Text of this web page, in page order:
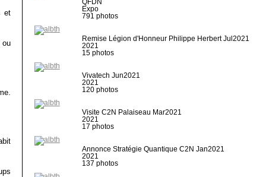
et
ou
QFDN
Expo
791 photos
Remise Légion d'Honneur Philippe Herbert Jul2021
2021
15 photos
Vivatech Jun2021
2021
120 photos
Visite C2N Palaiseau Mar2021
2021
17 photos
Annonce Stratégie Quantique C2N Jan2021
2021
137 photos